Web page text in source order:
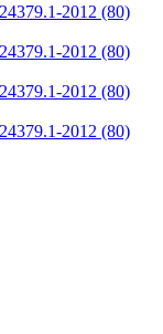
2012 (80)
2012 (80)
2012 (80)
2012 (80)